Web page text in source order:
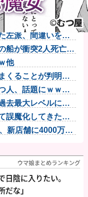
んでチー牛なので
軍艦など露出、熱
左派、間違いを指
船が衝突2人死亡
他
くることが判明ｗ
人、話題にｗｗｗ
去最大レベルに混
誤魔化してきたワ
新店舗に4000万円